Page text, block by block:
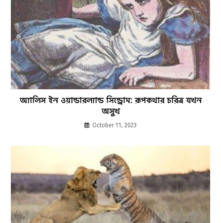
অ্যালিস ইন ওয়ান্ডারল্যান্ড সিন্ড্রোম: রূপকথার চরিত্র যখন
অসুখ
October 11, 2023